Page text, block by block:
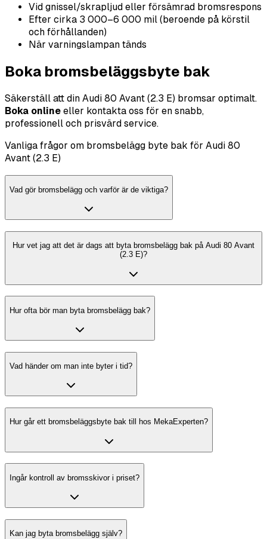
Vid gnissel/skrapljud eller försämrad bromsrespons
Efter cirka 3 000–6 000 mil (beroende på körstil
och förhållanden)
När varningslampan tänds
Boka bromsbeläggsbyte bak
Säkerställ att din Audi 80 Avant (2.3 E) bromsar optimalt.
Boka online eller kontakta oss för en snabb,
professionell och prisvärd service.
Vanliga frågor om bromsbelägg byte bak för Audi 80
Avant (2.3 E)
Vad gör bromsbelägg och varför är de viktiga?
Hur vet jag att det är dags att byta bromsbelägg bak på Audi 80 Avant
(2.3 E)?
Hur ofta bör man byta bromsbelägg bak?
Vad händer om man inte byter i tid?
Hur går ett bromsbeläggsbyte bak till hos MekaExperten?
Ingår kontroll av bromsskivor i priset?
Kan jag byta bromsbelägg själv?